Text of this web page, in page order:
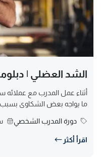
الشد العضلي |
أثناء عمل المدرب مع
ما يواجه بعض الشكاوى بسبب
دورة المدرب الشخصي
اقرأ أكثر